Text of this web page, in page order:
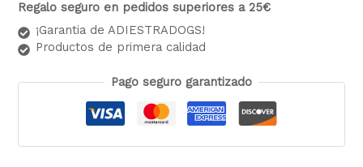
Regalo seguro en pedidos superiores a 25€
¡Garantia de ADIESTRADOGS!
Productos de primera calidad
Pago seguro garantizado